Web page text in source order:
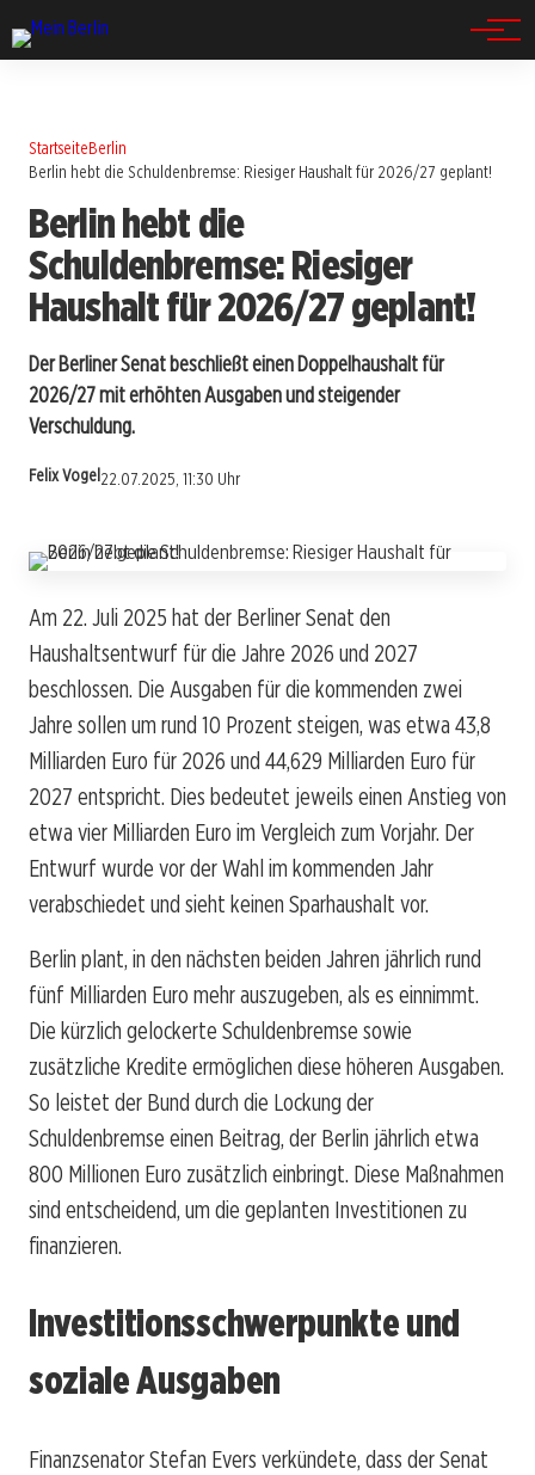
StartseiteBerlin
Berlin hebt die Schuldenbremse: Riesiger Haushalt für 2026/27 geplant!
Berlin hebt die
Schuldenbremse: Riesiger
Haushalt für 2026/27 geplant!
Der Berliner Senat beschließt einen Doppelhaushalt für
2026/27 mit erhöhten Ausgaben und steigender
Verschuldung.
Felix Vogel 22.07.2025, 11:30 Uhr
Am 22. Juli 2025 hat der Berliner Senat den
Haushaltsentwurf für die Jahre 2026 und 2027
beschlossen. Die Ausgaben für die kommenden zwei
Jahre sollen um rund 10 Prozent steigen, was etwa 43,8
Milliarden Euro für 2026 und 44,629 Milliarden Euro für
2027 entspricht. Dies bedeutet jeweils einen Anstieg von
etwa vier Milliarden Euro im Vergleich zum Vorjahr. Der
Entwurf wurde vor der Wahl im kommenden Jahr
verabschiedet und sieht keinen Sparhaushalt vor.
Berlin plant, in den nächsten beiden Jahren jährlich rund
fünf Milliarden Euro mehr auszugeben, als es einnimmt.
Die kürzlich gelockerte Schuldenbremse sowie
zusätzliche Kredite ermöglichen diese höheren Ausgaben.
So leistet der Bund durch die Lockung der
Schuldenbremse einen Beitrag, der Berlin jährlich etwa
800 Millionen Euro zusätzlich einbringt. Diese Maßnahmen
sind entscheidend, um die geplanten Investitionen zu
finanzieren.
Investitionsschwerpunkte und
soziale Ausgaben
Finanzsenator Stefan Evers verkündete, dass der Senat